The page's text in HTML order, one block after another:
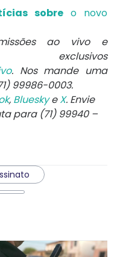
sobreo novo
ao vivo e
. Nos mande uma
99986-0003.
, BlueskyeX. Envie
para (71) 99940 –